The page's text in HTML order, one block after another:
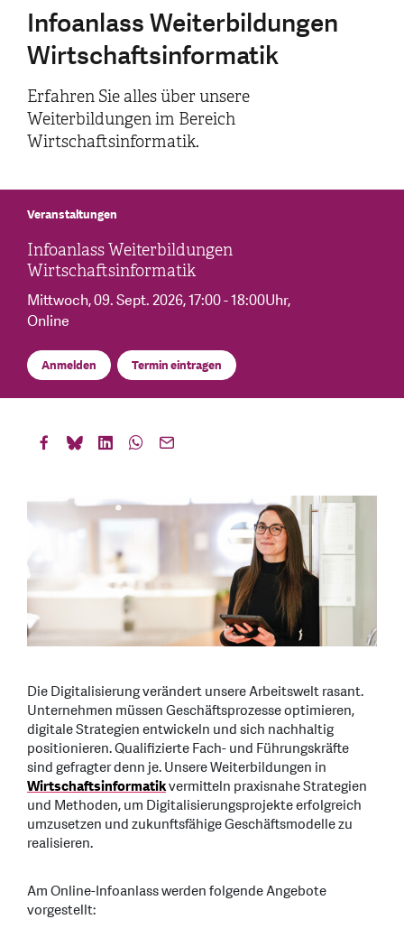
Infoanlass Weiterbildungen
Wirtschaftsinformatik
Erfahren Sie alles über unsere
Weiterbildungen im Bereich
Wirtschaftsinformatik.
Veranstaltungen
Infoanlass Weiterbildungen
Wirtschaftsinformatik
Mittwoch, 09. Sept. 2026, 17:00 - 18:00Uhr,
Online
Anmelden Termin eintragen
Die Digitalisierung verändert unsere Arbeitswelt rasant.
Unternehmen müssen Geschäftsprozesse optimieren,
digitale Strategien entwickeln und sich nachhaltig
positionieren. Qualifizierte Fach- und Führungskräfte
sind gefragter denn je. Unsere Weiterbildungen in
Wirtschaftsinformatikvermitteln praxisnahe Strategien
und Methoden, um Digitalisierungsprojekte erfolgreich
umzusetzen und zukunftsfähige Geschäftsmodelle zu
realisieren.
Am Online-Infoanlass werden folgende Angebote
vorgestellt: